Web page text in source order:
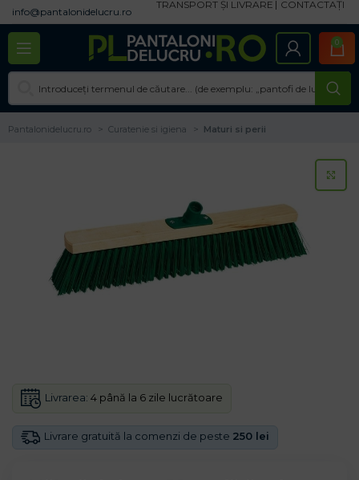
info@pantalonidelucru.ro
TRANSPORT ȘI LIVRARE CONTACTAȚI
0
Pantalonidelucru.ro Curatenie si igiena Maturi si perii
Livrare gratuită la comenzi de peste 250 lei
Livrarea: 4 până la 6 zile lucrătoare